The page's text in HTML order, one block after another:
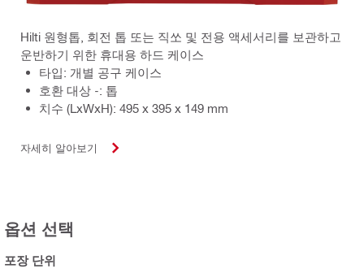
Hilti 원형톱, 회전 톱 또는 직쏘 및 전용 액세서리를 보관하고
운반하기 위한 휴대용 하드 케이스
타입: 개별 공구 케이스
호환 대상 -: 톱
치수 (LxWxH): 495 x 395 x 149 mm
자세히 알아보기
옵션 선택
포장 단위